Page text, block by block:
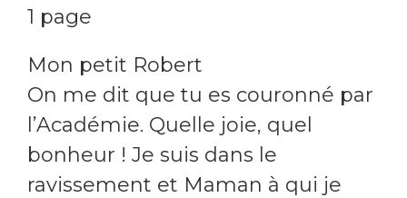
1 page
Mon petit Robert
On me dit que tu es couronné par
l’Académie. Quelle joie, quel
bonheur ! Je suis dans le
ravissement et Maman à qui je